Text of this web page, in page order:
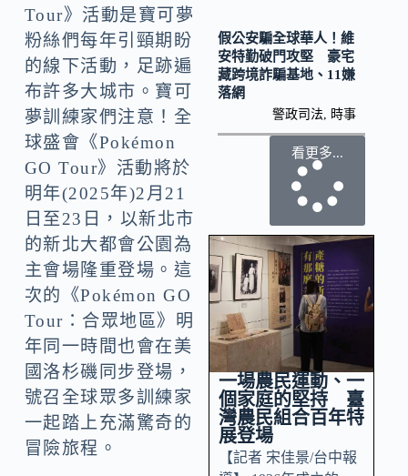
Tour》活動是寶可夢
粉絲們每年引頸期盼
的線下活動，足跡遍
布許多大城市。寶可
夢訓練家們注意！全
球盛會《Pokémon
GO Tour》活動將於
明年(2025年)2月21
日至23日，以新北市
的新北大都會公園為
主會場隆重登場。這
次的《Pokémon GO
Tour：合眾地區》明
年同一時間也會在美
國洛杉磯同步登場，
號召全球眾多訓練家
一起踏上充滿驚奇的
冒險旅程。
假公安騙全球華人！維
安特勤破門攻堅 豪宅
藏跨境詐騙基地、11嫌
落網
警政司法 時事
看更多...
一場農民運動、一
個家庭的堅持 臺
灣農民組合百年特
展登場
【記者 宋佳景/台中報